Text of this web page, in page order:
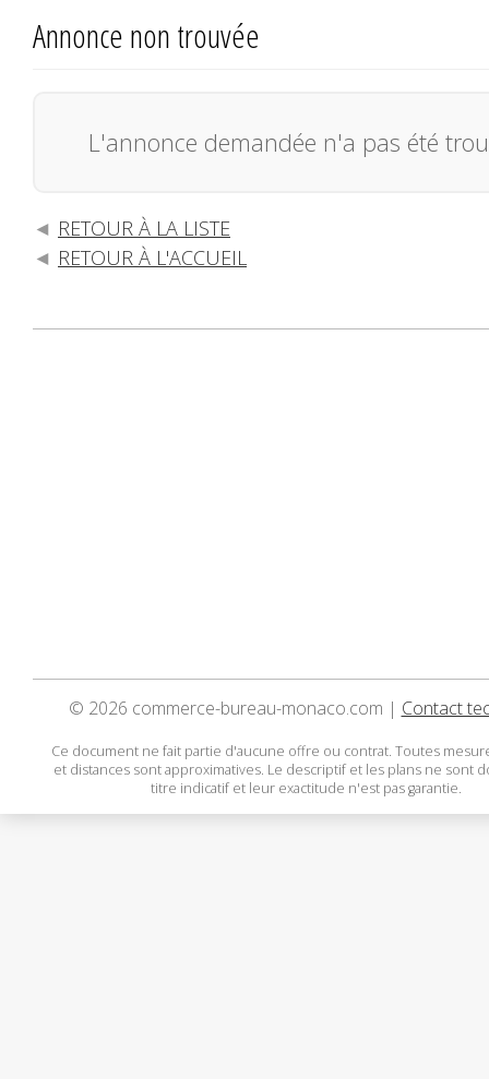
Annonce non trouvée
L'annonce demandée n'a pas été
RETOUR À LA LISTE
RETOUR À L'ACCUEIL
© 2026 commerce-bureau-monaco.com | Contact
Ce document ne fait partie d'aucune offre ou contrat. Toutes
et distances sont approximatives. Le descriptif et les plans ne sont
titre indicatif et leur exactitude n'est pas garantie.